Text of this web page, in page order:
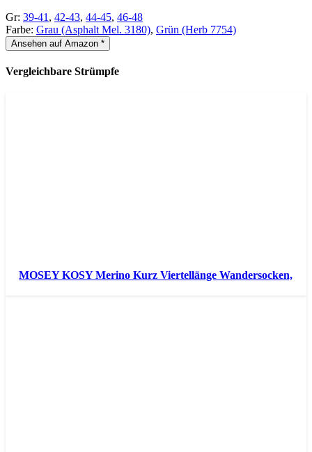
Gr: 39-41 , 42-43, 44-45, 46-48
Farbe: Grau (Asphalt Mel. 3180), Grün (Herb 7754)
Ansehen auf Amazon *
Vergleichbare Strümpfe
MOSEY KOSY Merino Kurz Viertellänge Wandersocken,